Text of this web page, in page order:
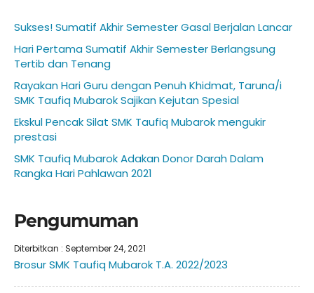
Sukses! Sumatif Akhir Semester Gasal Berjalan Lancar
Hari Pertama Sumatif Akhir Semester Berlangsung
Tertib dan Tenang
Rayakan Hari Guru dengan Penuh Khidmat, Taruna/i
SMK Taufiq Mubarok Sajikan Kejutan Spesial
Ekskul Pencak Silat SMK Taufiq Mubarok mengukir
prestasi
SMK Taufiq Mubarok Adakan Donor Darah Dalam
Rangka Hari Pahlawan 2021
Pengumuman
Diterbitkan : September 24, 2021
Brosur SMK Taufiq Mubarok T.A. 2022/2023